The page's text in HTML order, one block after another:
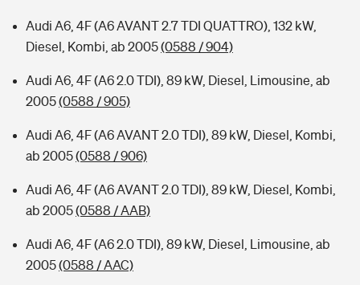
Audi A6, 4F (A6 AVANT 2.7 TDI QUATTRO), 132 kW,
Diesel, Kombi, ab 2005(0588 / 904)
Audi A6, 4F (A6 2.0 TDI), 89 kW, Diesel, Limousine, ab
2005(0588 / 905)
Audi A6, 4F (A6 AVANT 2.0 TDI), 89 kW, Diesel, Kombi,
ab 2005(0588 / 906)
Audi A6, 4F (A6 AVANT 2.0 TDI), 89 kW, Diesel, Kombi,
ab 2005(0588 / AAB)
Audi A6, 4F (A6 2.0 TDI), 89 kW, Diesel, Limousine, ab
2005(0588 / AAC)